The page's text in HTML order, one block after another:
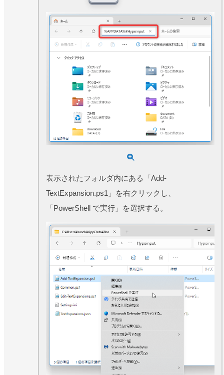
表示されたフォルダ内にある「Add-
TextExpansion.ps1」を右クリックし、
「PowerShell で実行」を選択する。